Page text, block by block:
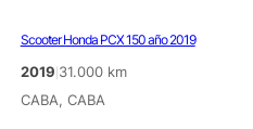
Scooter Honda PCX 150 año 2019
2019 31.000 km
CABA, CABA